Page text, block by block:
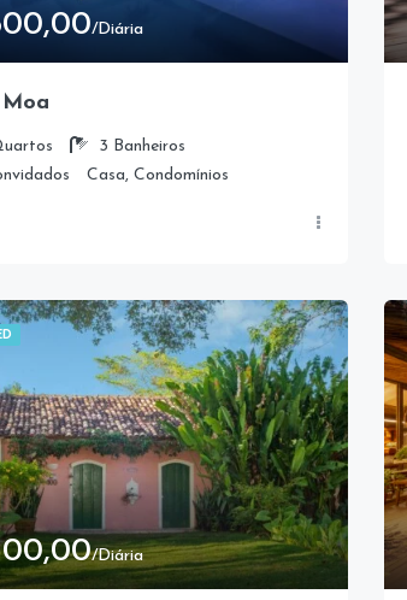
/Diária
Moa
3 Banheiros
Casa, Condomínios
/Diária